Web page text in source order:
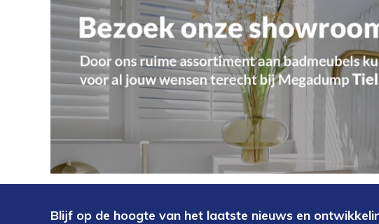
Blijf op de hoogte van het laatste nieuws en